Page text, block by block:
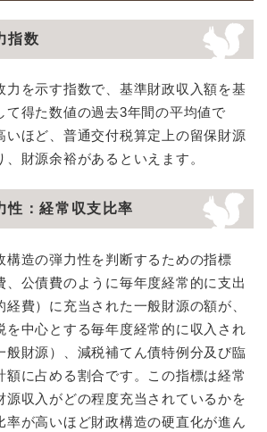
指数
力を示す指数で、基準財政収入額を基
て得た数値の過去3年間の平均値で
いほど、普通交付税算定上の留保財源
財源余裕があるといえます。
性：経常収支比率
構造の弾力性を判断するための指標
、公債費のように毎年度経常的に支出
経費）に充当された一般財源の額が、
を中心とする毎年度経常的に収入され
般財源）、減税補てん債特例分及び臨
額に占める割合です。この指標は経常
源収入がどの程度充当されているかを
率が高いほど財政構造の硬直化が進ん